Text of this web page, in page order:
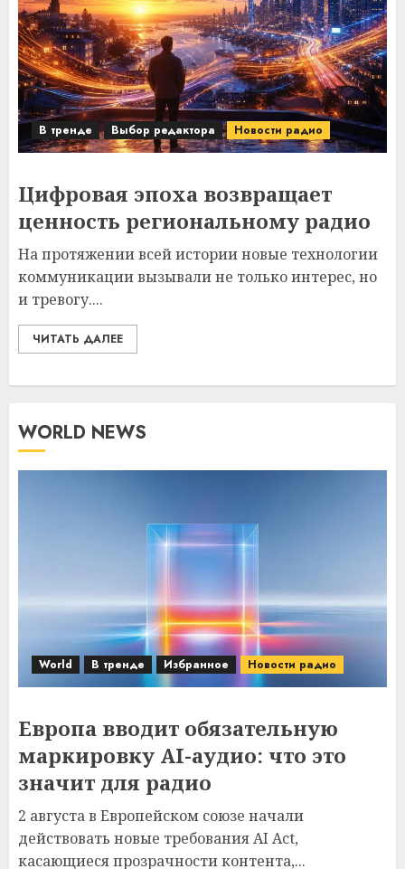
В тренде Выбор редактора Новости радио
Цифровая эпоха возвращает
ценность региональному радио
На протяжении всей истории новые технологии
коммуникации вызывали не только интерес, но
и тревогу....
ЧИТАТЬ ДАЛЕЕ
WORLD NEWS
World В тренде Избранное Новости радио
Европа вводит обязательную
маркировку AI-аудио: что это
значит для радио
2 августа в Европейском союзе начали
действовать новые требования AI Act,
касающиеся прозрачности контента,...